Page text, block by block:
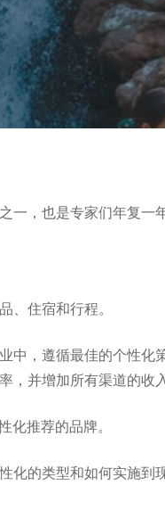
一，也是专家们年复一
住宿和行程。
中，遵循最佳的个性化
并增加所有渠道的收入
推荐的品牌。
化的类型和如何实施到